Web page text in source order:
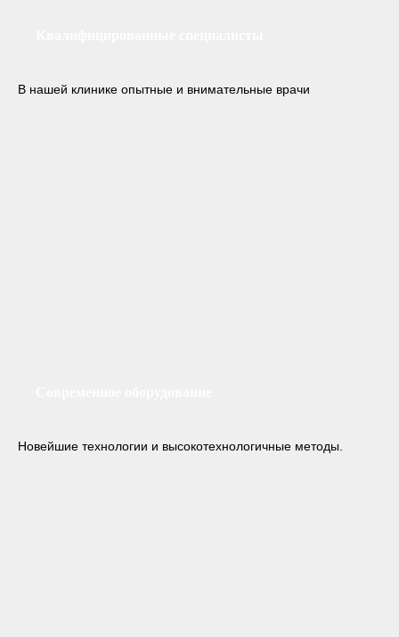
В нашей клинике опытные и внимательные врачи
Новейшие технологии и высокотехнологичные методы.